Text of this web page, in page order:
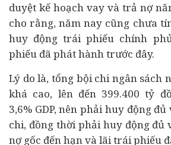
duyệt kế hoạch vay và trả nợ
cho rằng, năm nay cũng chưa
huy động trái phiếu chính
phiếu đã phát hành trước đây.
Lý do là, tổng bội chi ngân sách
khá cao, lên đến 399.400 tỷ
3,6% GDP, nên phải huy động
chi, đồng thời phải huy động đủ
nợ gốc đến hạn và lãi trái phiếu